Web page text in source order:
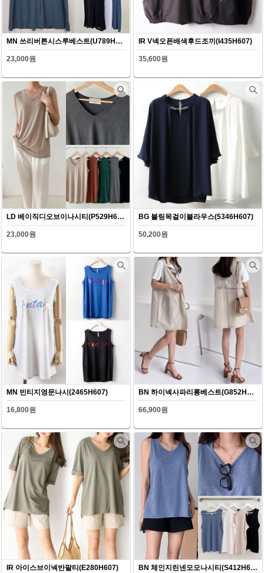
MN 쓰리버튼시스루베스트(U789H607)
23,000원
IR V넥오픈배색후드조끼(I435H607)
35,600원
LD 베이직디오브이나시티(P529H607)
23,000원
BG 블링목걸이블라우스(5346H607)
50,200원
MN 빈티지영문나시(2465H607)
16,800원
BN 하이넥사파리롱베스트(G852H607)
66,900원
IR 아이스브이넥반팔티(E280H607) BN 체인지린넨모모나시티(S412H607)